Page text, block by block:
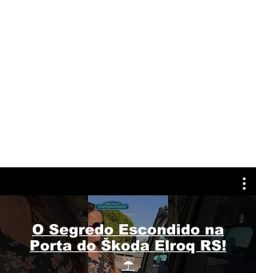
O Segredo Escondido na
Porta do Škoda Elroq RS!
☔